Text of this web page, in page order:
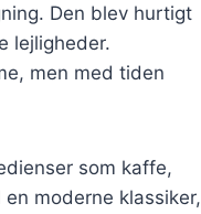
Den blev hurtigt
lejligheder.
men med tiden
som kaffe,
moderne klassiker,